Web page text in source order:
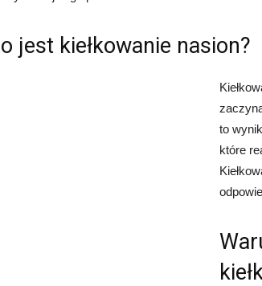
jest kiełkowanie nasion?
to
które